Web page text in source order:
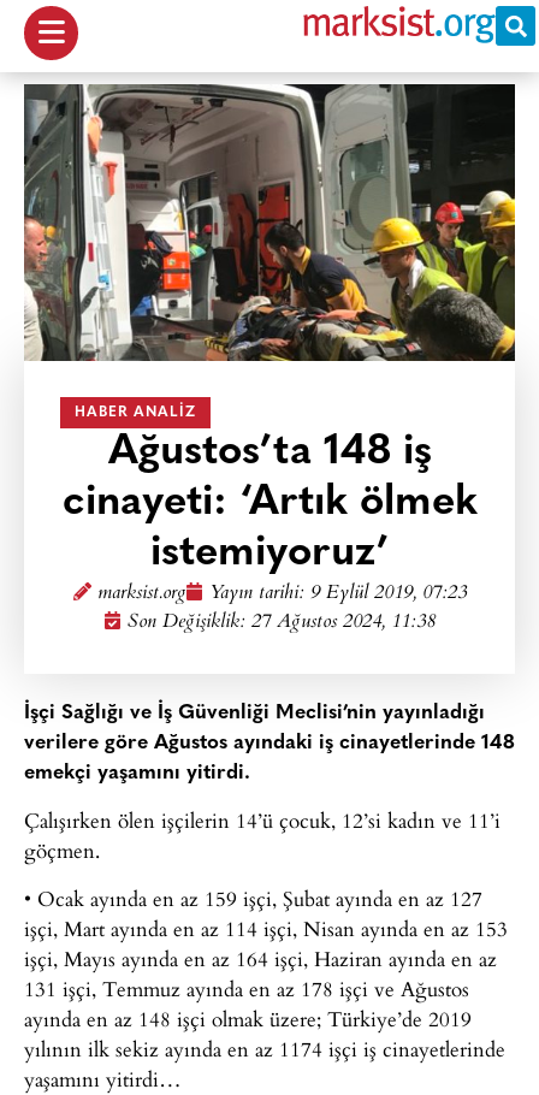
HABER ANALIZ
Ağustos’ta 148 iş
cinayeti: ‘Artık ölmek
istemiyoruz’
marksist.org Yayın tarihi: 9 Eylül 2019, 07:23
Son Değişiklik: 27 Ağustos 2024, 11:38
İşçi Sağlığı ve İş Güvenliği Meclisi’nin yayınladığı
verilere göre Ağustos ayındaki iş cinayetlerinde 148
emekçi yaşamını yitirdi.
Çalışırken ölen işçilerin 14’ü çocuk, 12’si kadın ve 11’i
göçmen.
• Ocak ayında en az 159 işçi, Şubat ayında en az 127
işçi, Mart ayında en az 114 işçi, Nisan ayında en az 153
işçi, Mayıs ayında en az 164 işçi, Haziran ayında en az
131 işçi, Temmuz ayında en az 178 işçi ve Ağustos
ayında en az 148 işçi olmak üzere; Türkiye’de 2019
yılının ilk sekiz ayında en az 1174 işçi iş cinayetlerinde
yaşamını yitirdi…